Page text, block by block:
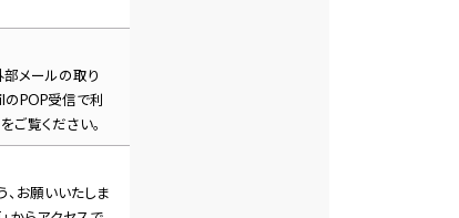
部メールの取り
POP受信で利
をご覧ください。
、お願いいたしま